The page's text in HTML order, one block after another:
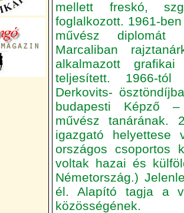
mellett freskó,
foglalkozott. 1961-
művész diplomát
Marcaliban
alkalmazott
teljesített. 1966-
Derkovits-
budapesti Képző –
művész tanárának.
igazgató helyettese
országos csoportos
voltak hazai és
Németország.)
él. Alapító tagja a
közösségének.